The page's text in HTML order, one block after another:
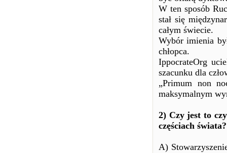
W ten sposób
stał się
całym świecie.
Wybór imienia
chłopca.
IppocrateOrg
szacunku dla
„Primum non
maksymalnym
2) Czy jest to
częściach świata?
A)